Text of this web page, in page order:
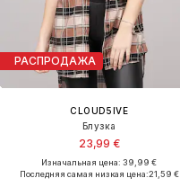
РАСПРОДАЖА
CLOUD5IVE
Блузка
23,99 €
Изначальная цена: 39,99 €
Последняя самая низкая цена:21,59 €